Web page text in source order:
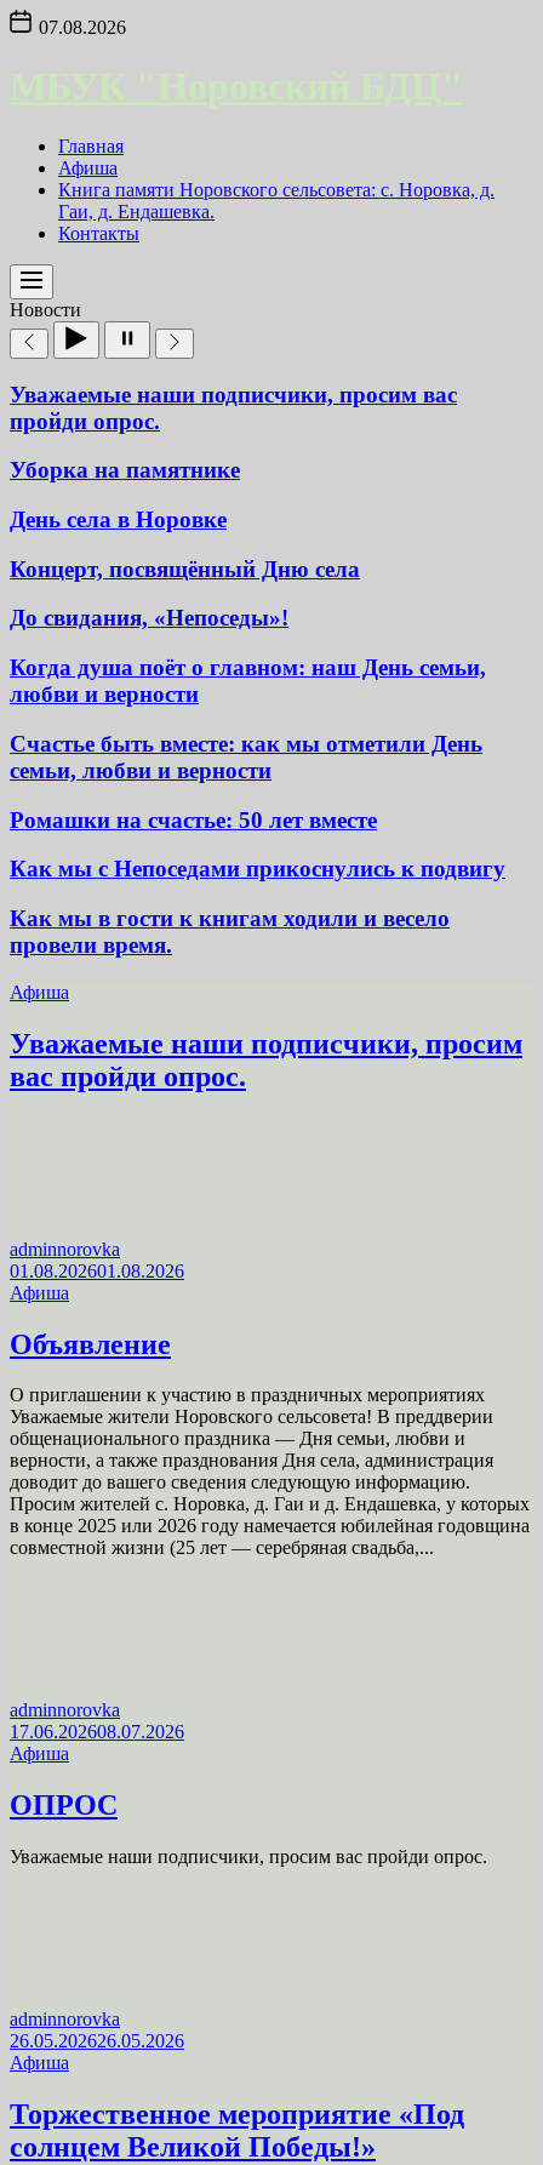
Skip07.08.2026
Главная
Афиша
Книга памяти Норовского сельсовета: с. Норовка, д.
Гаи, д. Ендашевка.
Контакты
Новости
Уважаемые наши подписчики, просим вас
пройди опрос.
Уборка на памятнике
День села в Норовке
Концерт, посвящённый Дню села
До свидания, «Непоседы»!
Когда душа поёт о главном: наш День семьи,
любви и верности
Счастье быть вместе: как мы отметили День
семьи, любви и верности
Ромашки на счастье: 50 лет вместе
Как мы с Непоседами прикоснулись к подвигу
Как мы в гости к книгам ходили и весело
провели время.
Афиша
Уважаемые наши подписчики, просим
вас пройди опрос.
adminnorovka
01.08.202601.08.2026
Афиша
Объявление
О приглашении к участию в праздничных мероприятиях
Уважаемые жители Норовского сельсовета! В преддверии
общенационального праздника — Дня семьи, любви и
верности, а также празднования Дня села, администрация
доводит до вашего сведения следующую информацию.
Просим жителей с. Норовка, д. Гаи и д. Ендашевка, у которых
в конце 2025 или 2026 году намечается юбилейная годовщина
совместной жизни (25 лет — серебряная свадьба,...
adminnorovka
17.06.202608.07.2026
Афиша
ОПРОС
Уважаемые наши подписчики, просим вас пройди опрос.
adminnorovka
26.05.202626.05.2026
Афиша
Торжественное мероприятие «Под
солнцем Великой Победы!»